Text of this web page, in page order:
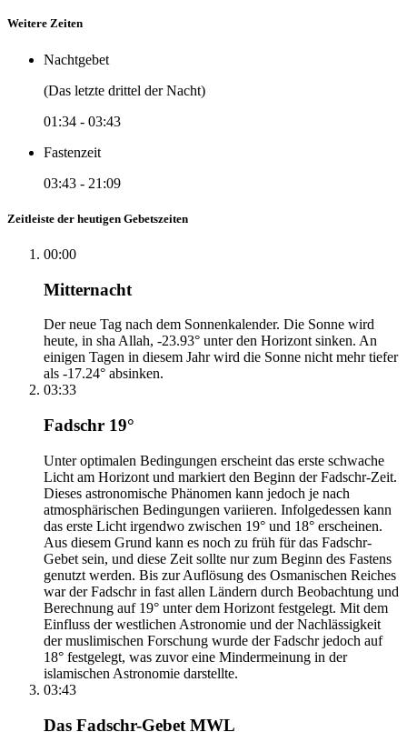
Weitere Zeiten
Nachtgebet
(Das letzte drittel der Nacht)
01:34 - 03:43
Fastenzeit
03:43 - 21:09
Zeitleiste der heutigen Gebetszeiten
00:00
Mitternacht
Der neue Tag nach dem Sonnenkalender. Die Sonne wird
heute, in sha Allah, -23.93° unter den Horizont sinken. An
einigen Tagen in diesem Jahr wird die Sonne nicht mehr tiefer
als -17.24° absinken.
03:33
Fadschr 19°
Unter optimalen Bedingungen erscheint das erste schwache
Licht am Horizont und markiert den Beginn der Fadschr-Zeit.
Dieses astronomische Phänomen kann jedoch je nach
atmosphärischen Bedingungen variieren. Infolgedessen kann
das erste Licht irgendwo zwischen 19° und 18° erscheinen.
Aus diesem Grund kann es noch zu früh für das Fadschr-
Gebet sein, und diese Zeit sollte nur zum Beginn des Fastens
genutzt werden. Bis zur Auflösung des Osmanischen Reiches
war der Fadschr in fast allen Ländern durch Beobachtung und
Berechnung auf 19° unter dem Horizont festgelegt. Mit dem
Einfluss der westlichen Astronomie und der Nachlässigkeit
der muslimischen Forschung wurde der Fadschr jedoch auf
18° festgelegt, was zuvor eine Mindermeinung in der
islamischen Astronomie darstellte.
03:43
Das Fadschr-Gebet MWL